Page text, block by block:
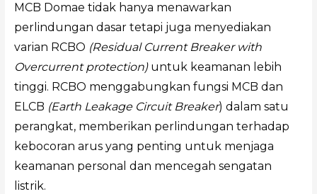
MCB Domae tidak hanya menawarkan
perlindungan dasar tetapi juga menyediakan
varian RCBO (Residual Current Breaker with
Overcurrent protection)untuk keamanan lebih
tinggi. RCBO menggabungkan fungsi MCB dan
ELCB (Earth Leakage Circuit Breaker) dalam satu
perangkat, memberikan perlindungan terhadap
kebocoran arus yang penting untuk menjaga
keamanan personal dan mencegah sengatan
listrik.